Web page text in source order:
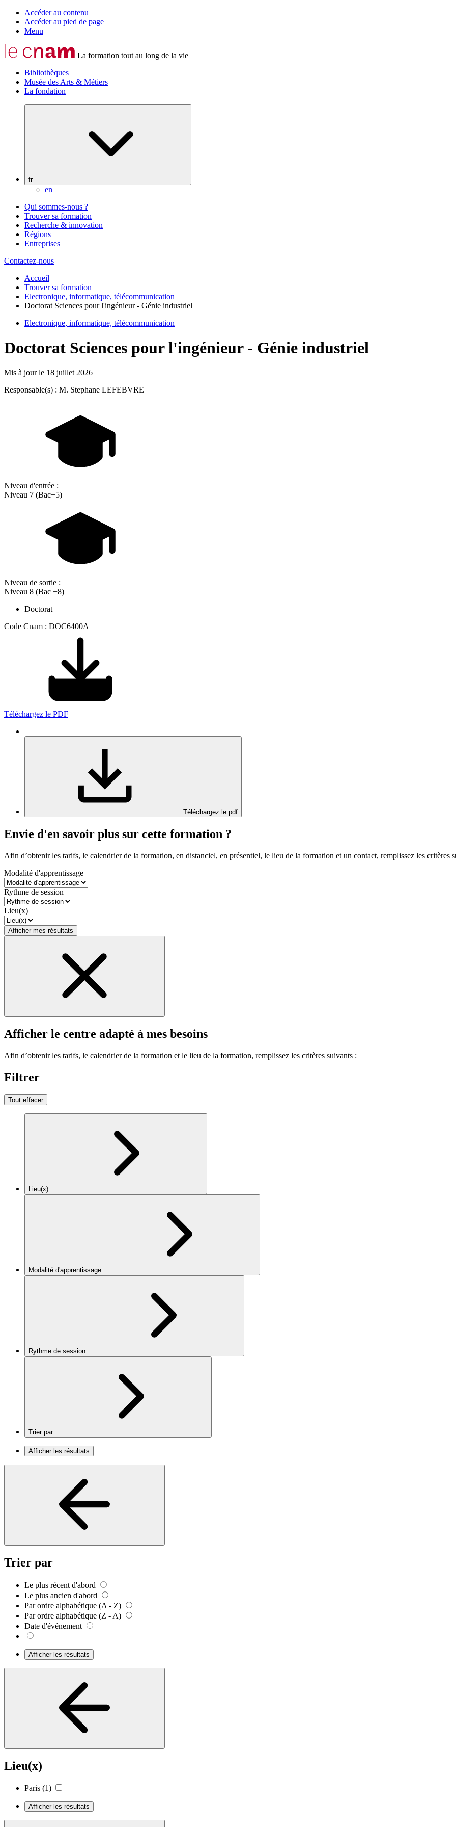
Accéder au contenu
Accéder au pied de page
Menu
La formation tout au long de la vie
Bibliothèques
Musée des Arts & Métiers
La fondation
fr
en
Qui sommes-nous ?
Trouver sa formation
Recherche & innovation
Régions
Entreprises
Contactez-nous
Accueil
Trouver sa formation
Electronique, informatique, télécommunication
Doctorat Sciences pour l'ingénieur - Génie industriel
Electronique, informatique, télécommunication
Doctorat Sciences pour l'ingénieur - Génie industriel
Mis à jour le 18 juillet 2026
Responsable(s) : M. Stephane LEFEBVRE
Niveau d'entrée :
Niveau 7 (Bac+5)
Niveau de sortie :
Niveau 8 (Bac +8)
Doctorat
Code Cnam : DOC6400A
Téléchargez le PDF
Téléchargez le pdf
Envie d'en savoir plus sur cette formation ?
Afin d’obtenir les tarifs, le calendrier de la formation, en distanciel, en présentiel, le lieu de la formation et un contact, remplissez les critères
Modalité d'apprentissage
Rythme de session
Lieu(x)
Afficher mes résultats
Afficher le centre adapté à mes besoins
Afin d’obtenir les tarifs, le calendrier de la formation et le lieu de la formation, remplissez les critères suivants :
Filtrer
Tout effacer
Lieu(x)
Modalité d'apprentissage
Rythme de session
Trier par
Afficher les résultats
Trier par
Le plus récent d'abord
Le plus ancien d'abord
Par ordre alphabétique (A - Z)
Par ordre alphabétique (Z - A)
Date d'événement
Afficher les résultats
Lieu(x)
Paris (1)
Afficher les résultats